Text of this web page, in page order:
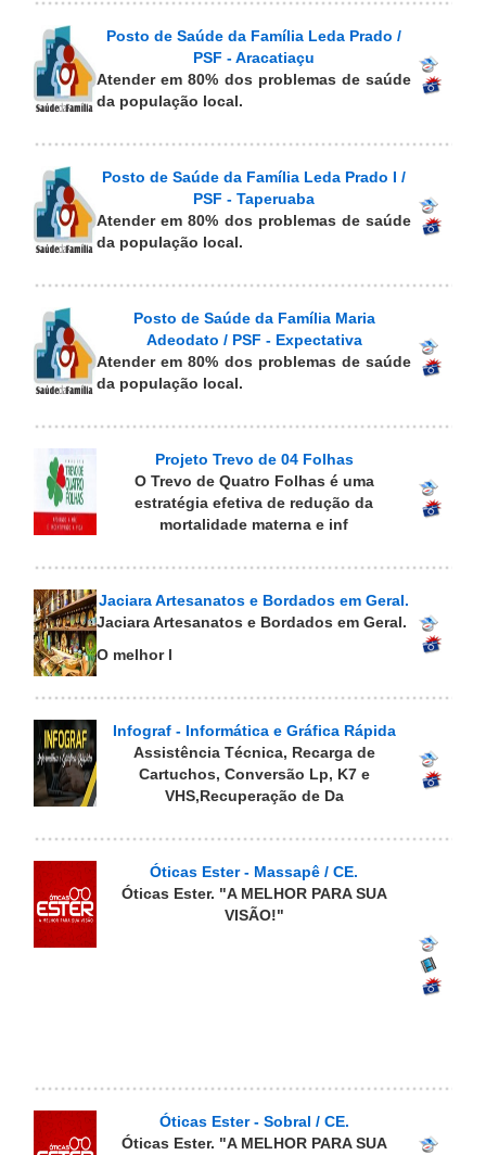
Posto de Saúde da Família Leda Prado /
PSF - Aracatiaçu
Atender em 80% dos problemas de saúde
da população local.
Posto de Saúde da Família Leda Prado I /
PSF - Taperuaba
Atender em 80% dos problemas de saúde
da população local.
Posto de Saúde da Família Maria
Adeodato / PSF - Expectativa
Atender em 80% dos problemas de saúde
da população local.
Projeto Trevo de 04 Folhas
O Trevo de Quatro Folhas é uma
estratégia efetiva de redução da
mortalidade materna e inf
Jaciara Artesanatos e Bordados em Geral.
Jaciara Artesanatos e Bordados em Geral.
O melhor l
Infograf - Informática e Gráfica Rápida
Assistência Técnica, Recarga de
Cartuchos, Conversão Lp, K7 e
VHS,Recuperação de Da
Óticas Ester - Massapê / CE.
Óticas Ester. "A MELHOR PARA SUA
VISÃO!"
Óticas Ester - Sobral / CE.
Óticas Ester. "A MELHOR PARA SUA